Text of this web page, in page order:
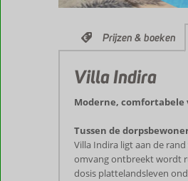
Prijzen & boeken
Villa Indira
Moderne,
Tussen de
Villa Indira ligt aan de
omvang ontbreekt wordt
dosis plattelandsleven